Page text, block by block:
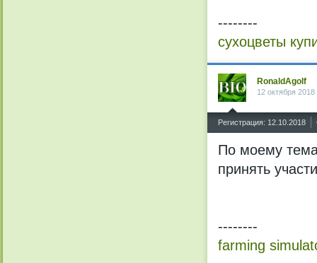
--------
сухоцветы
RonaldAgolf
12 октября 2018
Регистрация: 12.10.2018
По моему
принять
--------
farming